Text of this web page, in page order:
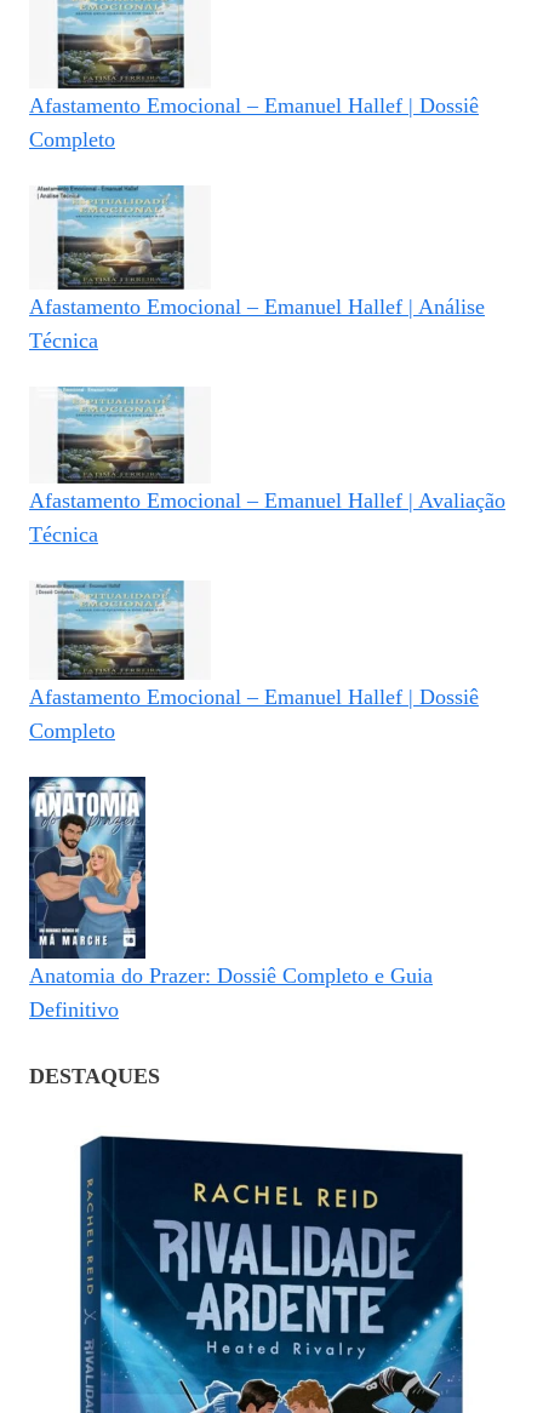
Afastamento Emocional – Emanuel Hallef | Dossiê
Completo
Afastamento Emocional – Emanuel Hallef | Análise
Técnica
Afastamento Emocional – Emanuel Hallef | Avaliação
Técnica
Afastamento Emocional – Emanuel Hallef | Dossiê
Completo
Anatomia do Prazer: Dossiê Completo e Guia
Definitivo
DESTAQUES